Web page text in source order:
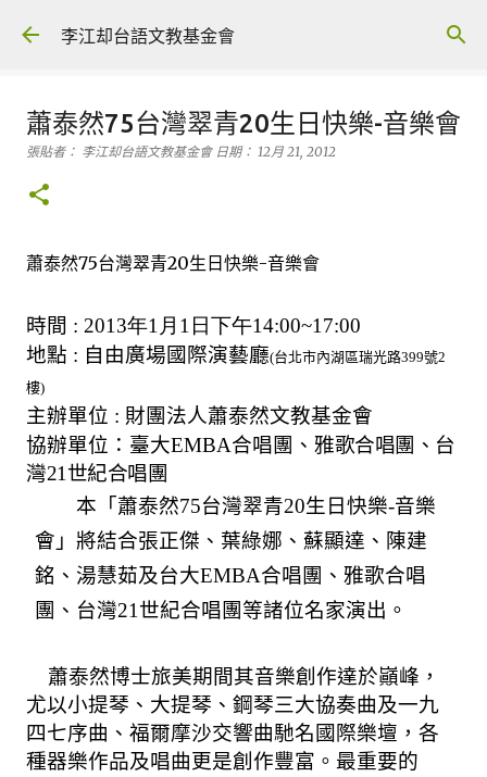
跳到主要內容
李江却台語文教基金會
蕭泰然75台灣翠青20生日快樂-音樂會
張貼者： 李江却台語文教基金會 日期： 12月 21, 2012
蕭泰然75台灣翠青20生日快樂-音樂會
時間 : 2013年1 月1 日下午14:00~17:00
地點 : 自由廣場國際演藝廳(台北市內湖區瑞光路399號2
樓)
主辦單位 : 財團法人蕭泰然文教基金會
協辦單位：臺大EMBA合唱團、 雅歌合唱團、台
灣21 世紀合唱團
本「蕭泰然75台灣翠青20生日快樂-音樂
會」將結合張正傑、葉綠娜、蘇顯達、陳建
銘、湯慧茹及台大EMBA合唱團、雅歌合唱
團、台灣21 世紀合唱團等諸位名家演出。
蕭泰然博士旅美期間其音樂創作達於巓峰，
尤以小提琴、大提琴、鋼琴三大協奏曲及一九
四七序曲、福爾摩沙交響曲馳名國際樂壇，各
種器樂作品及唱曲更是創作豐富。最重要的